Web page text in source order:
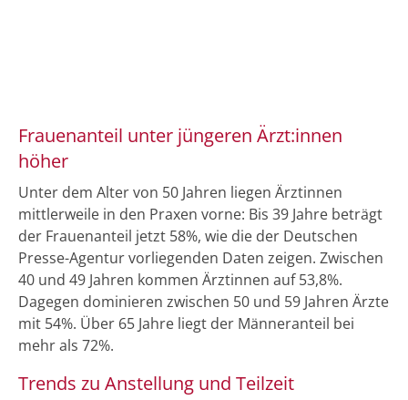
Frauenanteil unter jüngeren Ärzt:innen
höher
Unter dem Alter von 50 Jahren liegen Ärztinnen
mittlerweile in den Praxen vorne: Bis 39 Jahre beträgt
der Frauenanteil jetzt 58%, wie die der Deutschen
Presse-Agentur vorliegenden Daten zeigen. Zwischen
40 und 49 Jahren kommen Ärztinnen auf 53,8%.
Dagegen dominieren zwischen 50 und 59 Jahren Ärzte
mit 54%. Über 65 Jahre liegt der Männeranteil bei
mehr als 72%.
Trends zu Anstellung und Teilzeit